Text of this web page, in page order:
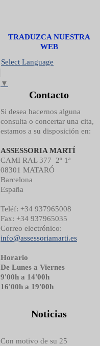
TRADUZCA NUESTRA
WEB
Select Language
▼
Contacto
Si desea hacernos alguna
consulta o concertar una cita,
estamos a su disposición en:
ASSESSORIA MARTÍ
CAMI RAL 377 2º 1ª
08301 MATARÓ
Barcelona
España
Teléf: +34 937965008
Fax: +34 937965035
Correo electrónico:
info@assessoriamarti.es
Horario
De Lunes a Viernes
9'00h a 14'00h
16'00h a 19'00h
Noticias
Con motivo de su 25